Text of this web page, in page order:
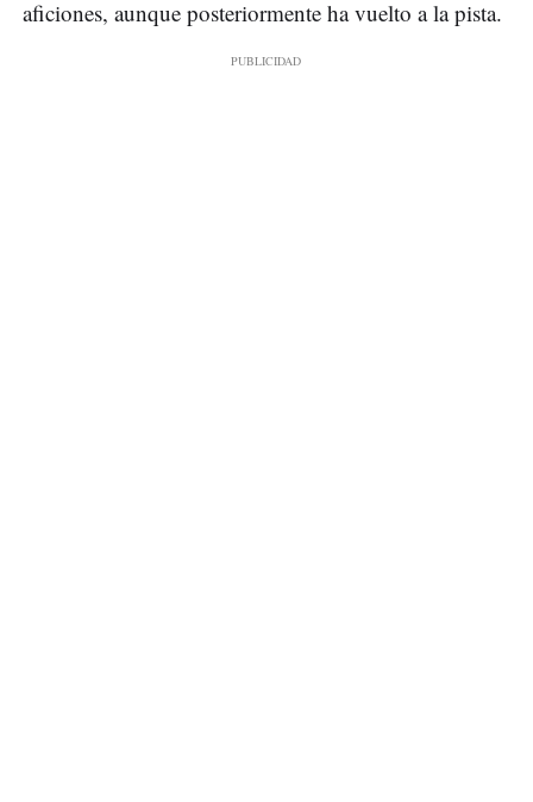
aficiones, aunque posteriormente ha vuelto a la pista.